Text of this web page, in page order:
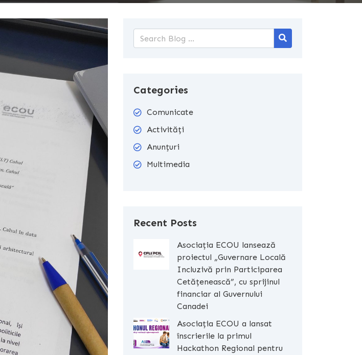
Categories
Comunicate
Activități
Anunțuri
Multimedia
Recent Posts
Asociația ECOU lansează
proiectul „Guvernare Locală
Incluzivă prin Participarea
Cetățenească”, cu sprijinul
financiar al Guvernului
Canadei
Asociația ECOU a lansat
înscrierile la primul
Hackathon Regional pentru